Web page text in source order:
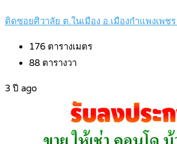
ติดซอยศิวาลัย ต.ในเมือง อ.เมืองกำแพงเพช
176 ตารางเมตร
88 ตารางวา
3 ปี ago